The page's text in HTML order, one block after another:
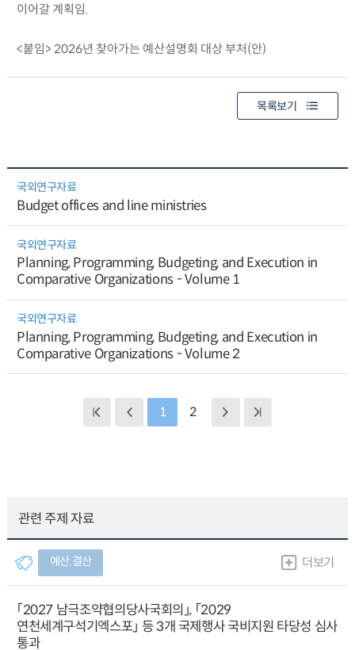
이어갈 계획임.
<붙임> 2026년 찾아가는 예산설명회 대상 부처(안)
목록보기
국외연구자료
Budget offices and line ministries
국외연구자료
Planning, Programming, Budgeting, and Execution in
Comparative Organizations - Volume 1
국외연구자료
Planning, Programming, Budgeting, and Execution in
Comparative Organizations - Volume 2
1 2
관련 주제 자료
예산.결산 더보기
「2027 남극조약협의당사국회의」, 「2029
연천세계구석기엑스포」 등 3개 국제행사 국비지원 타당성 심사
통과